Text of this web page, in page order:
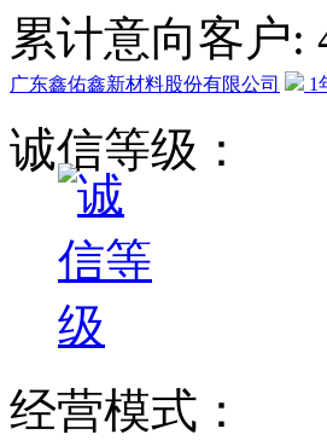
累计意向客户:
广东鑫佑鑫新材料股份有限公司 1
诚信等级：
经营模式：